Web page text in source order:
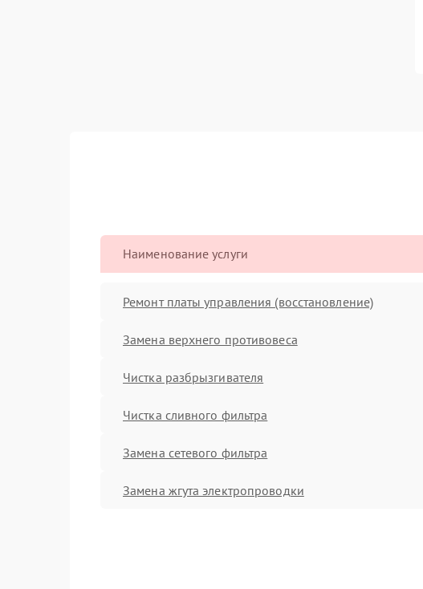
Наименование услуги
Ремонт платы управления (восстановление)
Замена верхнего противовеса
Чистка разбрызгивателя
Чистка сливного фильтра
Замена сетевого фильтра
Замена жгута электропроводки